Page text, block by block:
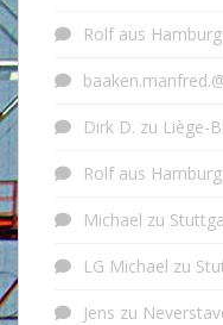
Rolf aus Hamburg
Dirk D. zu Liège-
Rolf aus Hamburg
Michael zu
LG Michael zu
Jens zu